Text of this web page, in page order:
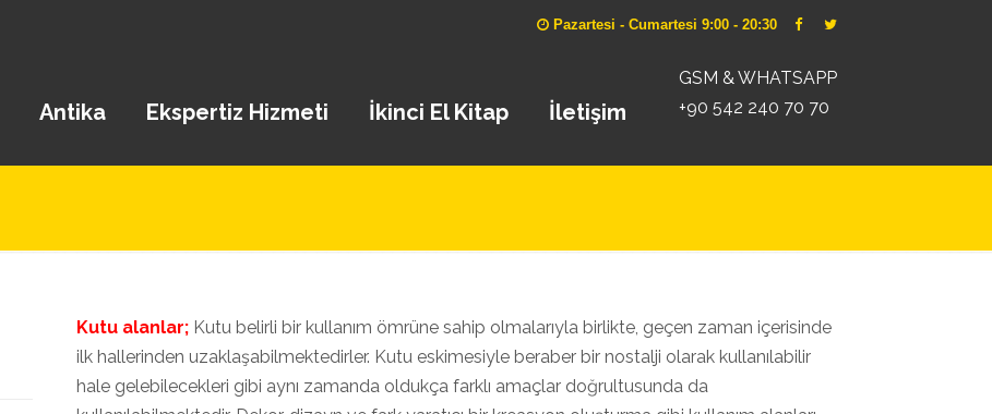
Pazartesi - Cumartesi 9:00 - 20:30
GSM & WHATSAPP
+90 542 240 70 70
Antika Ekspertiz Hizmeti İkinci El Kitap İletişim
Kutu alanlar; Kutu belirli bir kullanım ömrüne sahip olmalarıyla birlikte, geçen zaman içerisinde
ilk hallerinden uzaklaşabilmektedirler. Kutu eskimesiyle beraber bir nostalji olarak kullanılabilir
hale gelebilecekleri gibi aynı zamanda oldukça farklı amaçlar doğrultusunda da